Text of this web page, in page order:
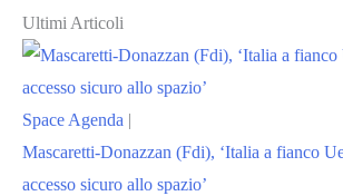
Ultimi Articoli
Space Agenda |
Mascaretti-Donazzan (Fdi), ‘Italia a fianco
accesso sicuro allo spazio’